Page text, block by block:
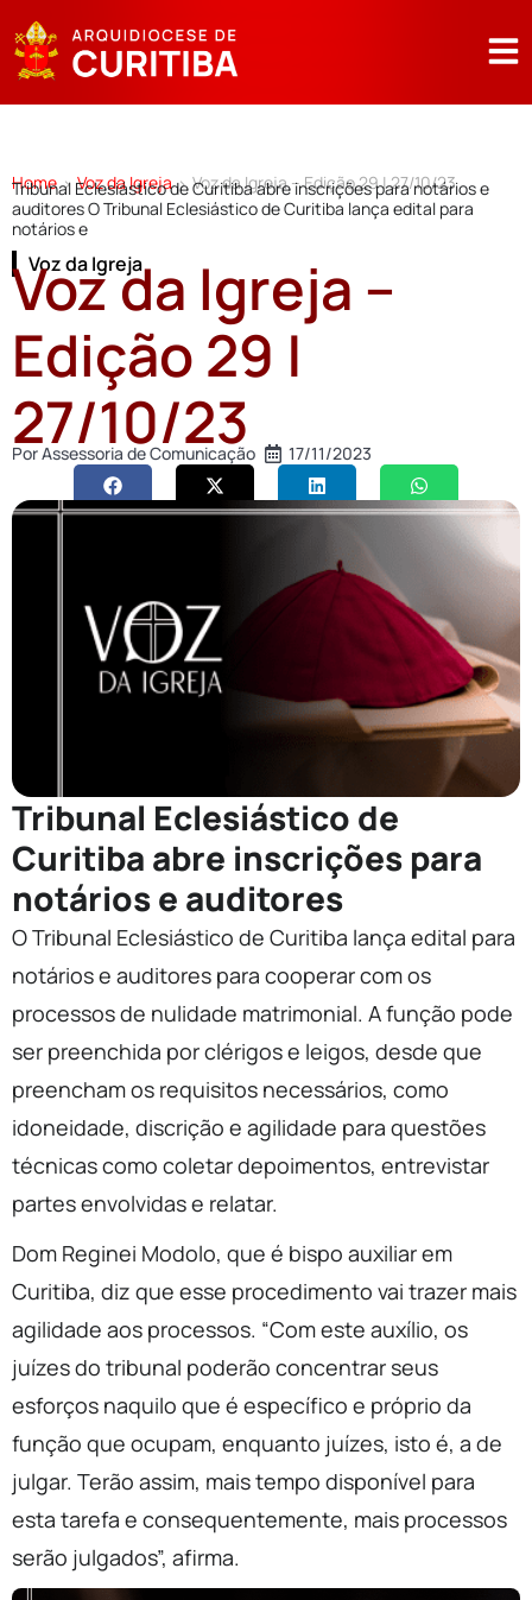
Home > Voz da Igreja > Voz da Igreja – Edição 29 | 27/10/23
Tribunal Eclesiástico de Curitiba abre inscrições para notários e
auditores O Tribunal Eclesiástico de Curitiba lança edital para
notários e
Voz da Igreja
Voz da Igreja –
Edição 29 |
27/10/23
PorAssessoria de Comunicação 17/11/2023
Tribunal Eclesiástico de
Curitiba abre inscrições para
notários e auditores
O Tribunal Eclesiástico de Curitiba lança edital para
notários e auditores para cooperar com os
processos de nulidade matrimonial. A função pode
ser preenchida por clérigos e leigos, desde que
preencham os requisitos necessários, como
idoneidade, discrição e agilidade para questões
técnicas como coletar depoimentos, entrevistar
partes envolvidas e relatar.
Dom Reginei Modolo, que é bispo auxiliar em
Curitiba, diz que esse procedimento vai trazer mais
agilidade aos processos. “Com este auxílio, os
juízes do tribunal poderão concentrar seus
esforços naquilo que é específico e próprio da
função que ocupam, enquanto juízes, isto é, a de
julgar. Terão assim, mais tempo disponível para
esta tarefa e consequentemente, mais processos
serão julgados”, afirma.